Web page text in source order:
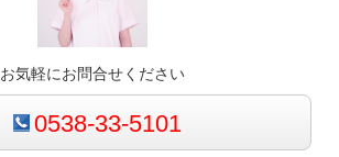
お気軽にお問合せください
0538-33-5101